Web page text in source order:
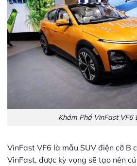
Khám Phá VinFast VF6
VinFast VF6 là mẫu SUV điện cỡ B
VinFast, được kỳ vọng sẽ tạo nên